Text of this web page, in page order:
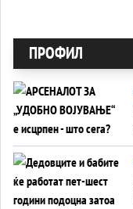
ПРОФИЛ